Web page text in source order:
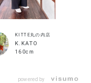
KITTE丸の内店
K.KATO
160cm
powered by